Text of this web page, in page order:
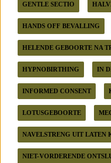
GENTLE SECTIO
HANDS OFF BEVALLING
HELENDE GEBOORTE NA
HYPNOBIRTHING IN
INFORMED CONSENT
LOTUSGEBOORTE
NAVELSTRENG UIT LATEN
NIET-VORDERENDE